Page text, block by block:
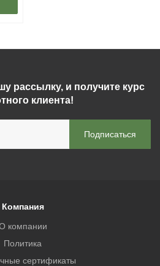
рассылку, и получите курс
клиента!
Компания
компании
Политика
сертификаты